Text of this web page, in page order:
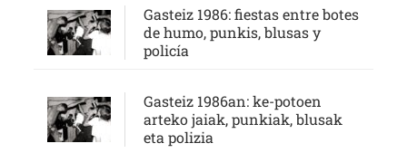
Gasteiz 1986: fiestas entre botes
de humo, punkis, blusas y
policía
Gasteiz 1986an: ke-potoen
arteko jaiak, punkiak, blusak
eta polizia